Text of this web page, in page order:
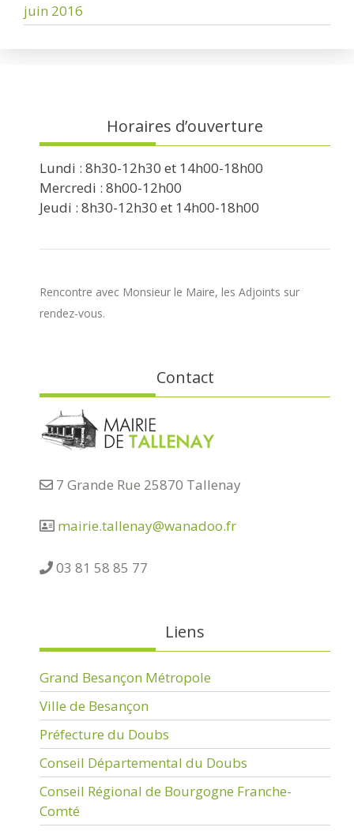
juin 2016
Horaires d’ouverture
Lundi : 8h30-12h30 et 14h00-18h00
Mercredi : 8h00-12h00
Jeudi : 8h30-12h30 et 14h00-18h00
Rencontre avec Monsieur le Maire, les Adjoints sur
rendez-vous.
Contact
7 Grande Rue 25870 Tallenay
mairie.tallenay@wanadoo.fr
03 81 58 85 77
Liens
Grand Besançon Métropole
Ville de Besançon
Préfecture du Doubs
Conseil Départemental du Doubs
Conseil Régional de Bourgogne Franche-
Comté